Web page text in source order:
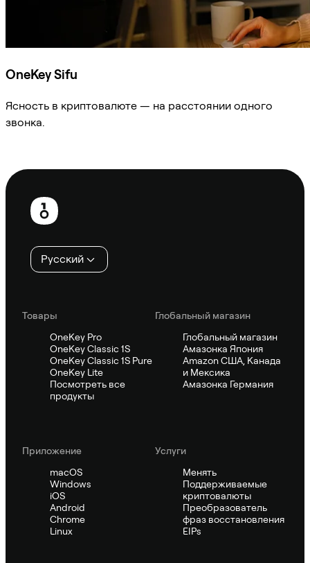
OneKey Sifu
Ясность в криптовалюте — на расстоянии одного
звонка.
Нижний
колонтитул
Русский
Товары
OneKey Pro
OneKey Classic 1S
OneKey Classic 1S Pure
OneKey Lite
Посмотреть все
продукты
Глобальный магазин
Глобальный магазин
Амазонка Япония
Amazon США, Канада
и Мексика
Амазонка Германия
Приложение
macOS
Windows
iOS
Android
Chrome
Linux
Услуги
Менять
Поддерживаемые
криптовалюты
Преобразователь
фраз восстановления
EIPs